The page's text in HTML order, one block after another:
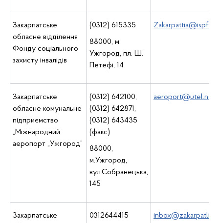
Закарпатське
обласне відділення
Фонду соціального
захисту інвалідів
(0312) 615335
88000, м.
Ужгород, пл. Ш.
Петефі, 14
Закарпатське
обласне комунальне
підприємство
„Міжнародний
аеропорт „Ужгород”
(0312) 642100,
(0312) 642871,
(0312) 643435
(факс)
88000,
м.Ужгород,
вул.Собранецька,
145
Закарпатське
0312644415